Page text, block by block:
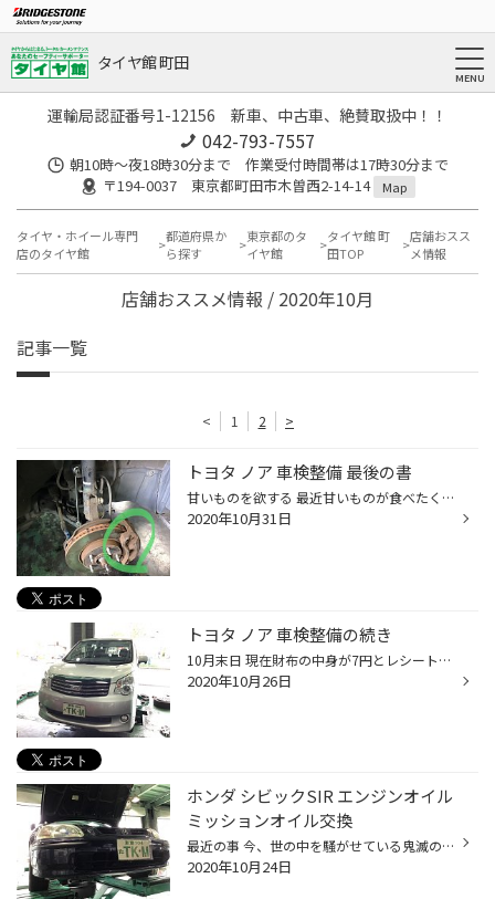
タイヤ館 町田
運輸局認証番号1-12156 新車、中古車、絶賛取扱中！！
042-793-7557
朝10時～夜18時30分まで 作業受付時間帯は17時30分まで
〒194-0037 東京都町田市木曽西2-14-14
Map
タイヤ・ホイール専門
店のタイヤ館
都道府県か
ら探す
東京都のタ
イヤ館
タイヤ館 町
田TOP
店舗おスス
メ情報
店舗おススメ情報 / 2020年10月
記事一覧
< 1 2 >
トヨタ ノア 車検整備 最後の書
甘いものを欲する 最近甘いものが食べたくて仕方ありません 一体どうしたことでしょう 甘いもの食べるなら辛いもの、なんなら激辛を食べるようなあたしですが 今時の食べ盛り女子高生さんやOLさんの休日の女子会のごとく甘いものが食べたくて仕方ありません 特にチョコとかクッキーとかアイスとか ...
2020年10月31日
トヨタ ノア 車検整備の続き
10月末日 現在財布の中身が7円とレシートしかありません 銀行残高もほぼゼロ 家から白いご飯とレトルトカレーを持ってきてチンして食べて早1週間 ケータイ会社のポイントとレンタルビデオ屋のポイントカードとタヌキさんのカードで食いつないでいましたが もはやポイントも尽きかけています 缶コー...
2020年10月26日
ホンダ シビックSIR エンジンオイル
ミッションオイル交換
最近の事 今、世の中を騒がせている鬼滅のなんちゃら あたしは拝見したことないのですが、それはそれはもう 周りを見ればどこにでもいらっしゃいます ゲームセンターの景品から関連グッズ、劇場版、タイアップ商品、カップラーメン、缶コーヒーにお菓子などなど 毎日のようにラジオやテレビで聴いて...
2020年10月24日